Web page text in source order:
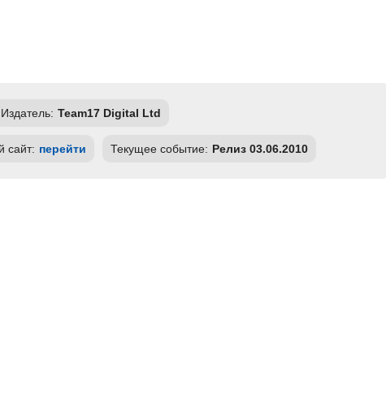
Издатель: Team17 Digital Ltd
сайт: перейти Текущее событие: Релиз 03.06.2010